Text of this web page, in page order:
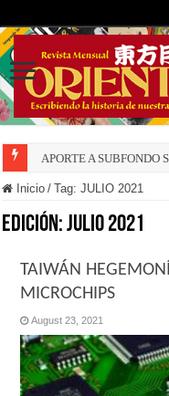
APORTE A SUBFONDO
DECRECE NATALIDAD
Inicio / Tag:JULIO 2021
Edición:JULIO 2021
TAIWÁN
MICROCHIPS
August 23, 2021